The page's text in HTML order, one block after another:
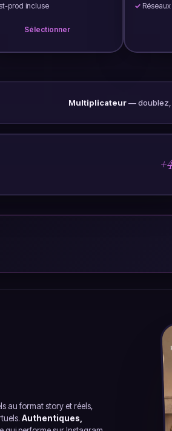
prod incluse
Sélectionner
Multiplicateur— doublez,
au format story et réels,
Authentiques,